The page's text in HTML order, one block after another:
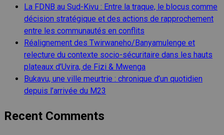
La FDNB au Sud-Kivu : Entre la traque, le blocus comme
décision stratégique et des actions de rapprochement
entre les communautés en conflits
Réalignement des Twirwaneho/Banyamulenge et
relecture du contexte socio-sécuritaire dans les hauts
plateaux d’Uvira, de Fizi & Mwenga
Bukavu, une ville meurtrie : chronique d’un quotidien
depuis l’arrivée du M23
Recent Comments